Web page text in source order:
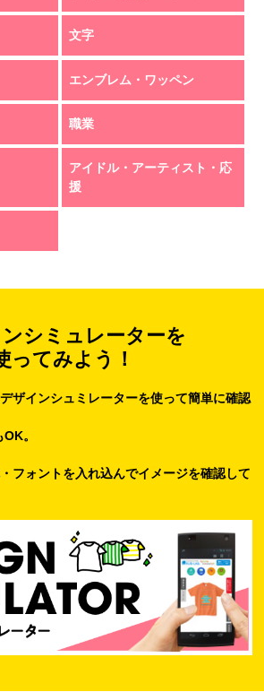
文字
エンブレム・ワッペン
職業
アイドル・アーティスト・応
援
シミュレーターを
ってみよう！
ザインシュミレーターを使って簡単に確認
。
フォントを入れ込んでイメージを確認して